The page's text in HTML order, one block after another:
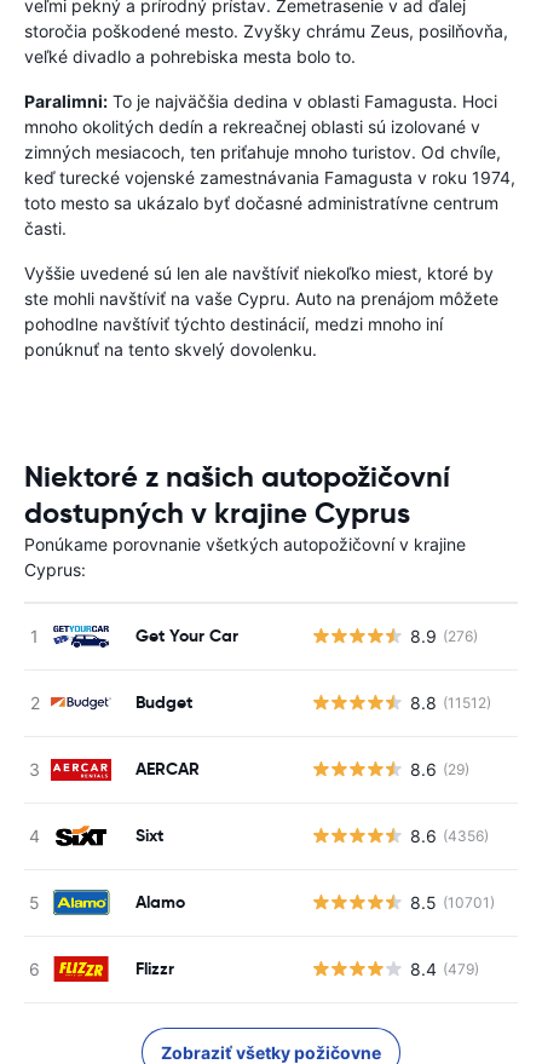
veľmi pekný a prírodný prístav. Zemetrasenie v ad ďalej
storočia poškodené mesto. Zvyšky chrámu Zeus, posilňovňa,
veľké divadlo a pohrebiska mesta bolo to.
Paralimni: To je najväčšia dedina v oblasti Famagusta. Hoci
mnoho okolitých dedín a rekreačnej oblasti sú izolované v
zimných mesiacoch, ten priťahuje mnoho turistov. Od chvíle,
keď turecké vojenské zamestnávania Famagusta v roku 1974,
toto mesto sa ukázalo byť dočasné administratívne centrum
časti.
Vyššie uvedené sú len ale navštíviť niekoľko miest, ktoré by
ste mohli navštíviť na vaše Cypru. Auto na prenájom môžete
pohodlne navštíviť týchto destinácií, medzi mnoho iní
ponúknuť na tento skvelý dovolenku.
Niektoré z našich autopožičovní
dostupných v krajine Cyprus
Ponúkame porovnanie všetkých autopožičovní v krajine
Cyprus:
Get Your Car 8.9 (276)
Budget 8.8 (11512)
AERCAR 8.6 (29)
Sixt 8.6 (4356)
Alamo 8.5 (10701)
Flizzr 8.4 (479)
Zobraziť všetky požičovne